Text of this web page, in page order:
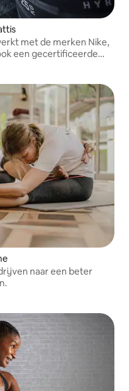
met de merken Nike,
een gecertificeerde
naar een beter